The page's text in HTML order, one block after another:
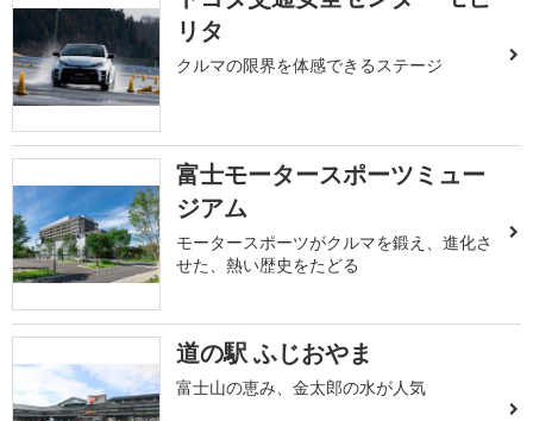
リタ
クルマの限界を体感できるステージ
富士モータースポーツミュー
ジアム
モータースポーツがクルマを鍛え、進化さ
せた、熱い歴史をたどる
道の駅 ふじおやま
富士山の恵み、金太郎の水が人気